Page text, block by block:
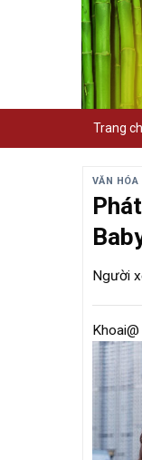
Trang
VĂN HÓA
Người
Khoai@